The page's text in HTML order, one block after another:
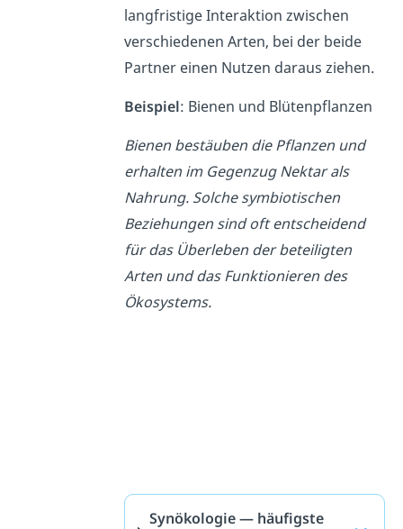
langfristige Interaktion zwischen
verschiedenen Arten, bei der beide
Partner einen Nutzen daraus ziehen.
Beispiel: Bienen und Blütenpflanzen
Bienen bestäuben die Pflanzen und
erhalten im Gegenzug Nektar als
Nahrung. Solche symbiotischen
Beziehungen sind oft entscheidend
für das Überleben der beteiligten
Arten und das Funktionieren des
Ökosystems.
Synökologie — häufigste